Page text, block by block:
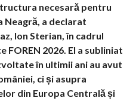
necesară pentru
Neagră, a declarat
Ion Sterian, în cadrul
FOREN 2026. El a subliniat
în ultimii ani au avut
ci și asupra
din Europa Centrală și